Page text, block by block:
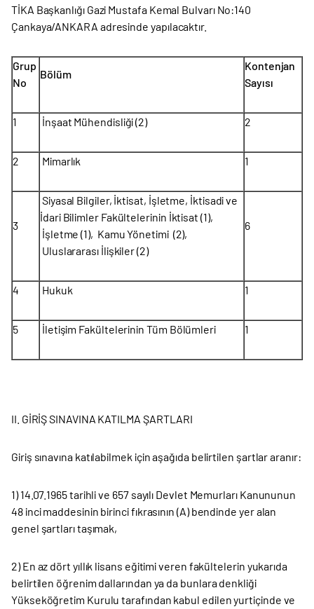
TİKA Başkanlığı Gazi Mustafa Kemal Bulvarı No:140
Çankaya/ANKARA adresinde yapılacaktır.
Grup
No
Bölüm
Kontenjan
Sayısı
1 İnşaat Mühendisliği (2) 2
2 Mimarlık 1
3
Siyasal Bilgiler, İktisat, İşletme, İktisadi ve
İdari Bilimler Fakültelerinin İktisat (1),
İşletme (1), Kamu Yönetimi (2),
Uluslararası İlişkiler (2)
6
4 Hukuk 1
5 İletişim Fakültelerinin Tüm Bölümleri 1
II. GİRİŞ SINAVINA KATILMA ŞARTLARI
Giriş sınavına katılabilmek için aşağıda belirtilen şartlar aranır:
1) 14.07.1965 tarihli ve 657 sayılı Devlet Memurları Kanununun
48 inci maddesinin birinci fıkrasının (A) bendinde yer alan
genel şartları taşımak,
2) En az dört yıllık lisans eğitimi veren fakültelerin yukarıda
belirtilen öğrenim dallarından ya da bunlara denkliği
Yükseköğretim Kurulu tarafından kabul edilen yurtiçinde ve